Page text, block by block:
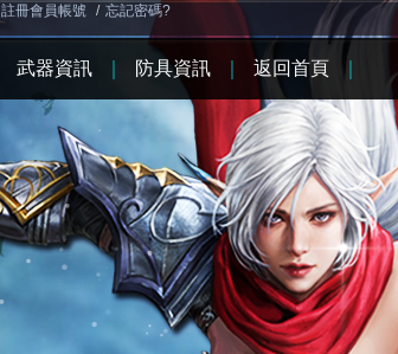
註冊會員帳號 / 忘記密碼?